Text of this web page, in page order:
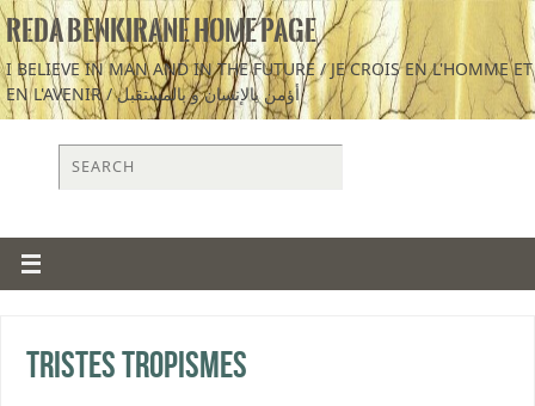
REDA BENKIRANE HOME PAGE
I BELIEVE IN MAN AND IN THE FUTURE / JE CROIS EN L'HOMME ET
EN L'AVENIR / أؤمن بالإنسان و بالمستقبل
Tristes tropismes